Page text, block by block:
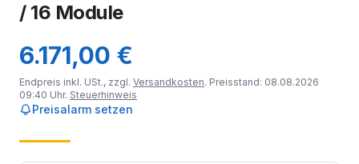
/ 16 Module
6.171,00 €
Endpreis inkl. USt., zzgl. Versandkosten. Preisstand: 08.08.2026
09:40 Uhr. Steuerhinweis
Preisalarm setzen